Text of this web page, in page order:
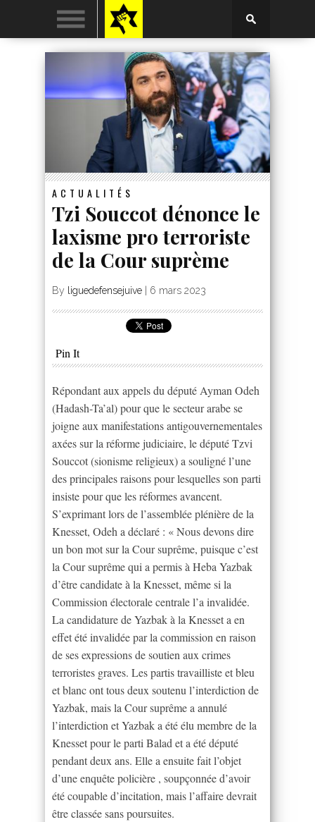
ACTUALITÉS
Tzi Souccot dénonce le
laxisme pro terroriste
de la Cour suprème
By liguedefensejuive 6 mars 2023
Pin It
Répondant aux appels du député Ayman Odeh
(Hadash-Ta’al) pour que le secteur arabe se
joigne aux manifestations antigouvernementales
axées sur la réforme judiciaire, le député Tzvi
Souccot (sionisme religieux) a souligné l’une
des principales raisons pour lesquelles son parti
insiste pour que les réformes avancent.
S’exprimant lors de l’assemblée plénière de la
Knesset, Odeh a déclaré : « Nous devons dire
un bon mot sur la Cour suprême, puisque c’est
la Cour suprême qui a permis à Heba Yazbak
d’être candidate à la Knesset, même si la
Commission électorale centrale l’a invalidée.
La candidature de Yazbak à la Knesset a en
effet été invalidée par la commission en raison
de ses expressions de soutien aux crimes
terroristes graves. Les partis travailliste et bleu
et blanc ont tous deux soutenu l’interdiction de
Yazbak, mais la Cour suprême a annulé
l’interdiction et Yazbak a été élu membre de la
Knesset pour le parti Balad et a été député
pendant deux ans. Elle a ensuite fait l’objet
d’une enquête policière , soupçonnée d’avoir
été coupable d’incitation, mais l’affaire devrait
être classée sans poursuites.